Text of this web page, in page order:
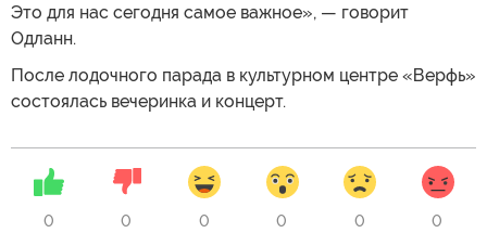
Это для нас сегодня самое важное», — говорит
Одланн.
После лодочного парада в культурном центре «Верфь»
состоялась вечеринка и концерт.
0 0 0 0 0 0